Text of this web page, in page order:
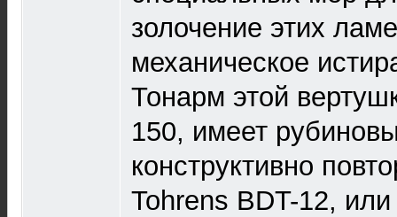
золочение этих
механическое
Тонарм этой
150, имеет
конструктивно
Tohrens BDT-12,